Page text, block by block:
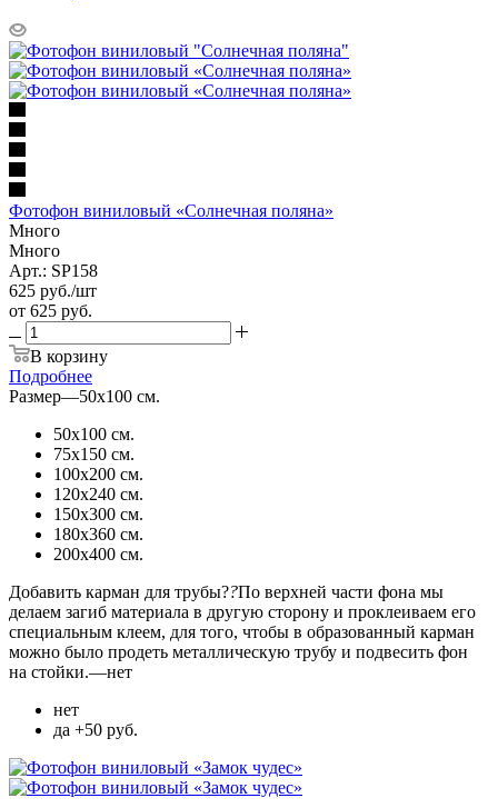
Фотофон виниловый «Солнечная поляна»
Много
Много
Арт.: SP158
625 руб./шт
от 625 руб.
В корзину
Подробнее
Размер—50х100 см.
50х100 см.
75х150 см.
100х200 см.
120х240 см.
150х300 см.
180х360 см.
200х400 см.
Добавить карман для трубы??По верхней части фона мы
делаем загиб материала в другую сторону и проклеиваем его
специальным клеем, для того, чтобы в образованный карман
можно было продеть металлическую трубу и подвесить фон
на стойки.—нет
нет
да +50 руб.